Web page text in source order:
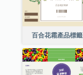
百合花霜產品標籤